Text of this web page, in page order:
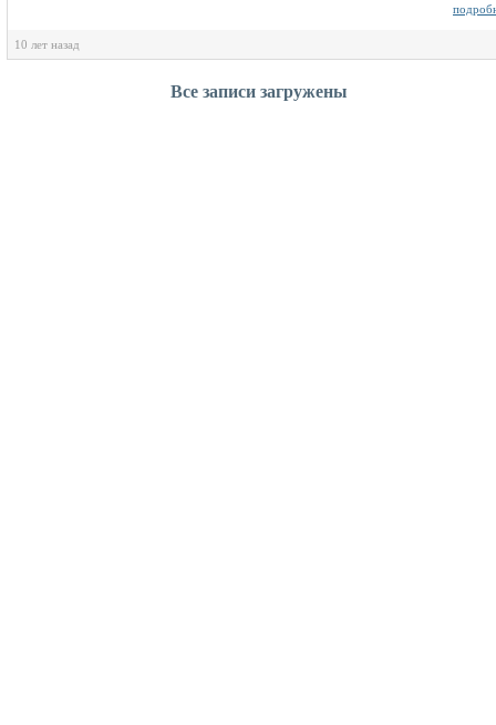
10 лет назад
Все записи загружены